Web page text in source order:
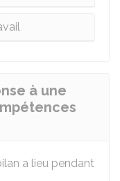
à une
a lieu pendant